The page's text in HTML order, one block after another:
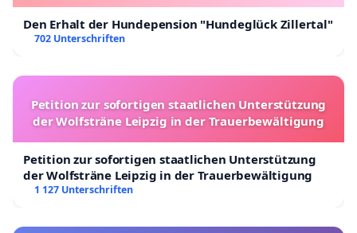
Den Erhalt der Hundepension "Hundeglück Zillertal"
702 Unterschriften
Petition zur sofortigen staatlichen Unterstützung
der Wolfsträne Leipzig in der Trauerbewältigung
Petition zur sofortigen staatlichen Unterstützung
der Wolfsträne Leipzig in der Trauerbewältigung
1 127 Unterschriften